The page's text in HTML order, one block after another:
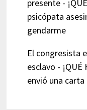
presente -
psicópata
gendarme
El congresista
esclavo - ¡QUÉ
envió una